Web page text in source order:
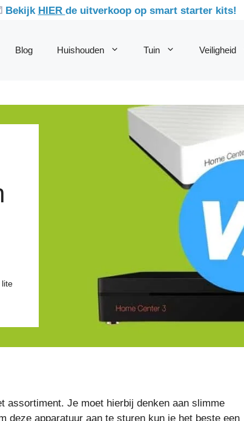
Bekijk HIER de uitverkoop op smart starter kits!
Blog Huishouden Tuin Veiligheid
lite
assortiment. Je moet hierbij denken aan slimme
deze apparatuur aan te sturen kun je het beste een